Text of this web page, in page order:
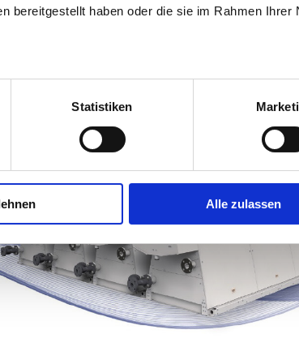
bereitgestellt haben oder die sie im Rahmen Ihrer
Statistiken
Alle zulassen